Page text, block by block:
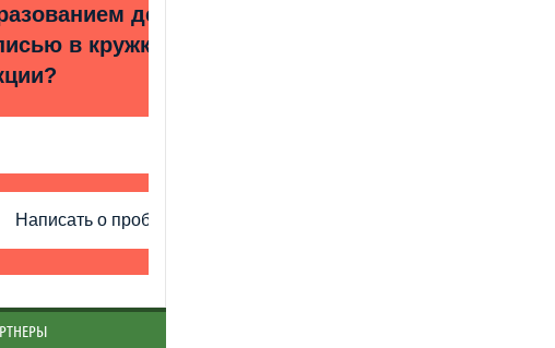
детей? С
в кружки и
Написать о проблеме